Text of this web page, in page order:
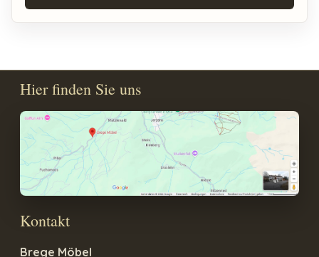
Hier finden Sie uns
Kontakt
Brege Möbel